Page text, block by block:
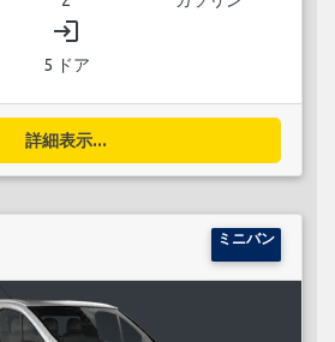
login
5 ドア
詳細表示...
ミニバン